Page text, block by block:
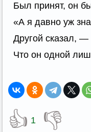
Был принят, он
«А я давно уж
Другой сказал, —
Что он одной
👍 1 👎